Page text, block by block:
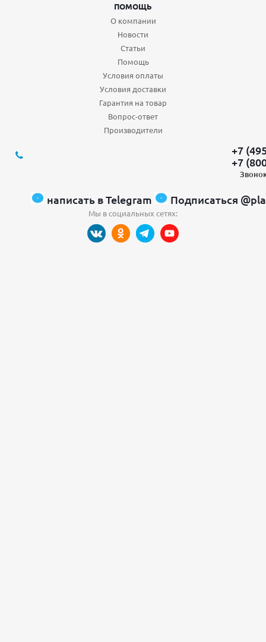
ПОМОЩЬ
О компании
Новости
Статьи
Помощь
Условия оплаты
Условия доставки
Гарантия на товар
Вопрос-ответ
Производители
+7
+7
написать в Telegram Подписаться
Мы в социальных сетях: